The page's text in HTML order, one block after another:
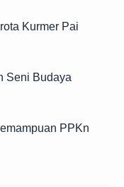
Kurmer Pai
Seni Budaya
PPKn